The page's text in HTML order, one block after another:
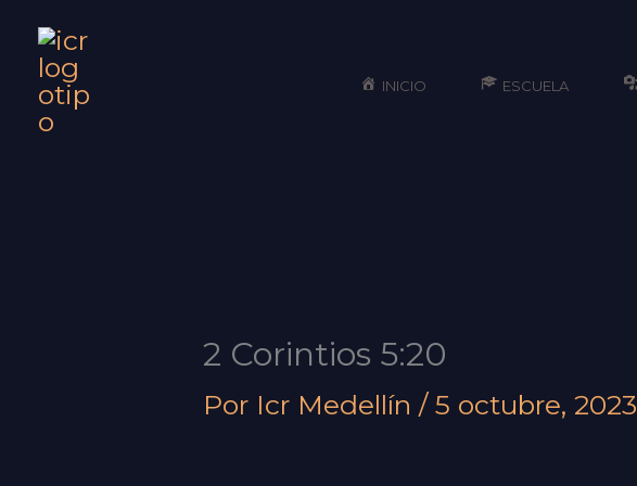
contenido
INICIO ESCUELA
2 Corintios 5:20
Por Icr Medellín / 5 octubre, 2023